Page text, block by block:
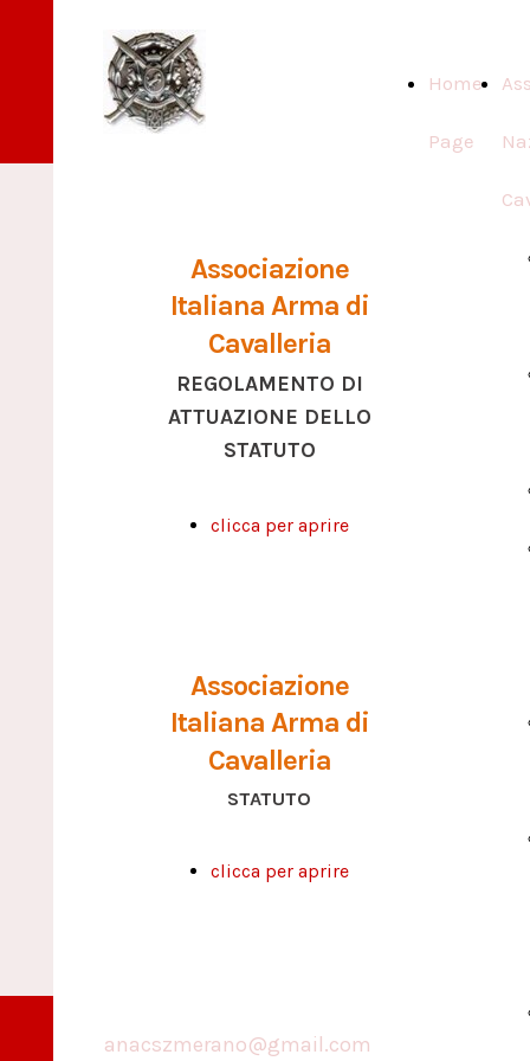
Home
Page
Associazione
Italiana Arma di
Cavalleria
Associazione
Italiana Arma di
Cavalleria
REGOLAMENTO DI
ATTUAZIONE DELLO
STATUTO
STATUTO
clicca per aprire
clicca per aprire
anacszmerano@gmail.com